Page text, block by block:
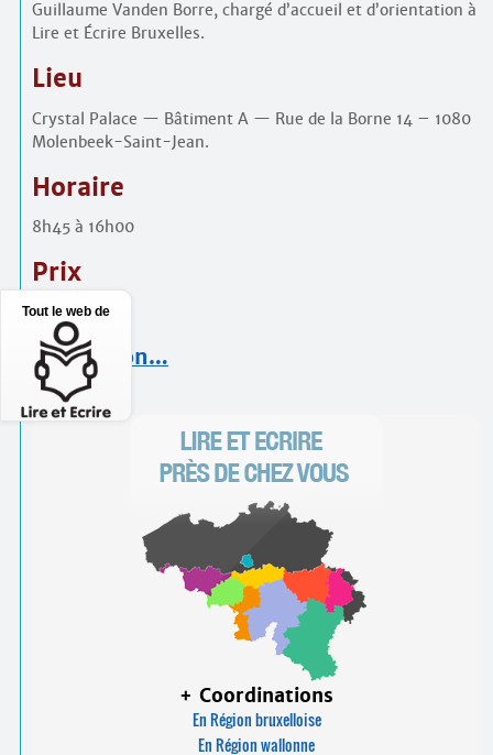
Guillaume Vanden Borre, chargé d’accueil et d’orientation à
Lire et Écrire Bruxelles.
Lieu
Crystal Palace — Bâtiment A — Rue de la Borne 14 – 1080
Molenbeek-Saint-Jean.
Horaire
8h45 à 16h00
Prix
60 €
Inscription…
+ Coordinations
En Région bruxelloise
En Région wallonne
Tout le web de